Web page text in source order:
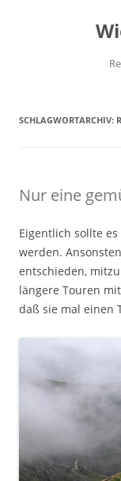
SCHLAGWORTARCHIV:
Nur eine
Eigentlich sollte
werden.
entschieden,
längere Touren
daß sie mal einen